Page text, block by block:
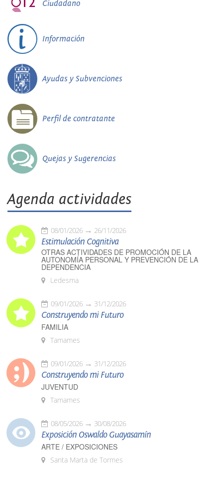
Ciudadano
Información
Ayudas y Subvenciones
Perfil de contratante
Quejas y Sugerencias
Agenda actividades
08/01/2026 26/11/2026
Estimulación Cognitiva
OTRAS ACTIVIDADES DE PROMOCIÓN DE LA
AUTONOMÍA PERSONAL Y PREVENCIÓN DE LA
DEPENDENCIA
Ledesma
09/01/2026 31/12/2026
Construyendo mi Futuro
FAMILIA
Tamames
09/01/2026 31/12/2026
Construyendo mi Futuro
JUVENTUD
Tamames
08/05/2026 30/08/2026
Exposición Oswaldo Guayasamín
ARTE / EXPOSICIONES
Santa Marta de Tormes